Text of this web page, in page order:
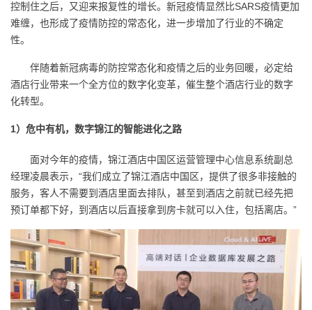
的
客
我
论
的
我
播
活
动
的
关
注
我
的
开
发
我
的
Programs
我
的
控制住之后，又迎来报复性的增长。新冠疫情显然比SARS疫情更加
难缠，也形成了疫情防控的常态化，进一步增加了行业的不确定
性。
伴随着新冠病毒的防控常态化和疫情之后的业务回暖，必定给
酒店行业带来一个全方位的数字化变革，催生整个酒店行业的数字
化转型。
1）危中有机，数字锦江的智能进化之路
面对今年的疫情，锦江酒店中国区运营管理中心信息系统副总
经理凌晨表示，“我们成立了锦江酒店中国区，提供了很多非接触的
服务，客人不需要到酒店里面去排队，甚至到酒店之前就已经先把
预订单都下好，到酒店以后直接拿到房卡就可以入住，包括离店。”